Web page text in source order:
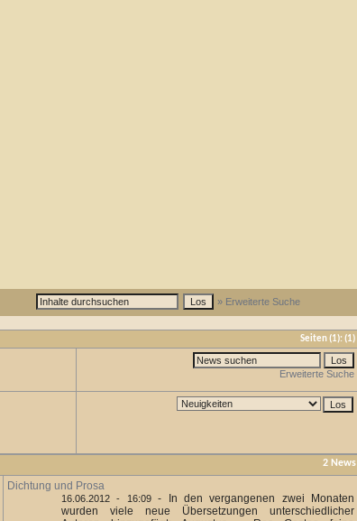
» Erweiterte Suche
Seiten(1): (1)
Erweiterte Suche
2 News
Dichtung und Prosa
16.06.2012 - 16:09-
In den vergangenen zwei Monaten
wurden viele neue Übersetzungen unterschiedlicher